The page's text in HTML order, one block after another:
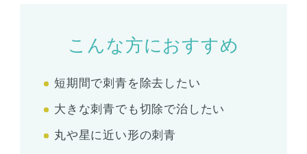
こんな方におすすめ
短期間で刺青を除去したい
大きな刺青でも切除で治したい
丸や星に近い形の刺青